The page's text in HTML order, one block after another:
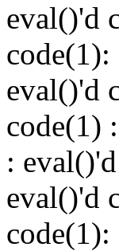
eval()'d
eval()'d
code(1)
:
eval()'d